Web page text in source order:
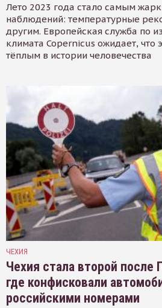
Лето 2023 года стало самым
наблюдений: температурные
другим. Европейская служба по
климата Copernicus ожидает, что
тёплым в истории человечества
ЧЕХИЯ
Чехия стала второй после
где конфисковали
российскими номерами